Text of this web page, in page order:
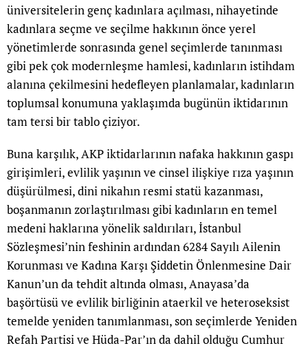
üniversitelerin genç kadınlara açılması, nihayetinde
kadınlara seçme ve seçilme hakkının önce yerel
yönetimlerde sonrasında genel seçimlerde tanınması
gibi pek çok modernleşme hamlesi, kadınların istihdam
alanına çekilmesini hedefleyen planlamalar, kadınların
toplumsal konumuna yaklaşımda bugünün iktidarının
tam tersi bir tablo çiziyor.
Buna karşılık, AKP iktidarlarının nafaka hakkının gaspı
girişimleri, evlilik yaşının ve cinsel ilişkiye rıza yaşının
düşürülmesi, dini nikahın resmi statü kazanması,
boşanmanın zorlaştırılması gibi kadınların en temel
medeni haklarına yönelik saldırıları, İstanbul
Sözleşmesi’nin feshinin ardından 6284 Sayılı Ailenin
Korunması ve Kadına Karşı Şiddetin Önlenmesine Dair
Kanun’un da tehdit altında olması, Anayasa’da
başörtüsü ve evlilik birliğinin ataerkil ve heteroseksist
temelde yeniden tanımlanması, son seçimlerde Yeniden
Refah Partisi ve Hüda-Par’ın da dahil olduğu Cumhur